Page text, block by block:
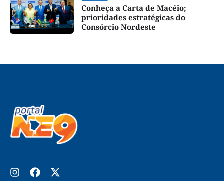
Conheça a Carta de Macéio;
prioridades estratégicas do
Consórcio Nordeste